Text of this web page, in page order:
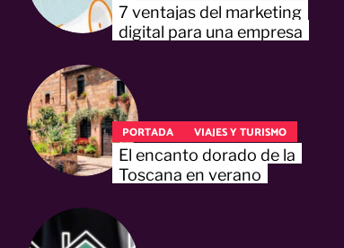
7 ventajas del marketing
digital para una empresa
PORTADA VIAJES Y TURISMO
El encanto dorado de la
Toscana en verano